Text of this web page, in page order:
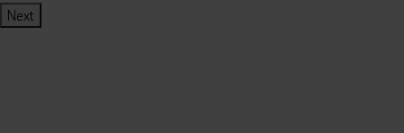
Next